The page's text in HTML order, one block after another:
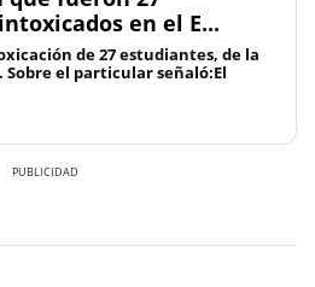
en el E...
de 27 estudiantes, de la
Sobre el particular señaló:El